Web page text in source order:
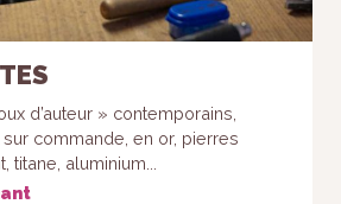
d’auteur » contemporains,
commande, en or, pierres
aluminium...